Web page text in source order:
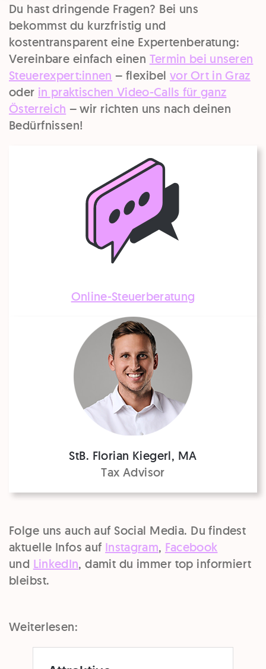
Du hast dringende Fragen? Bei uns
bekommst du kurzfristig und
kostentransparent eine Expertenberatung:
Vereinbare einfach einen Termin bei unseren
Steuerexpert:innen – flexibel vor Ort in Graz
oder in praktischen Video-Calls für ganz
Österreich – wir richten uns nach deinen
Bedürfnissen!
Online-Steuerberatung
StB. Florian Kiegerl, MA
Tax Advisor
Folge uns auch auf Social Media. Du findest
aktuelle Infos auf Instagram, Facebook
und LinkedIn, damit du immer top informiert
bleibst.
Weiterlesen: